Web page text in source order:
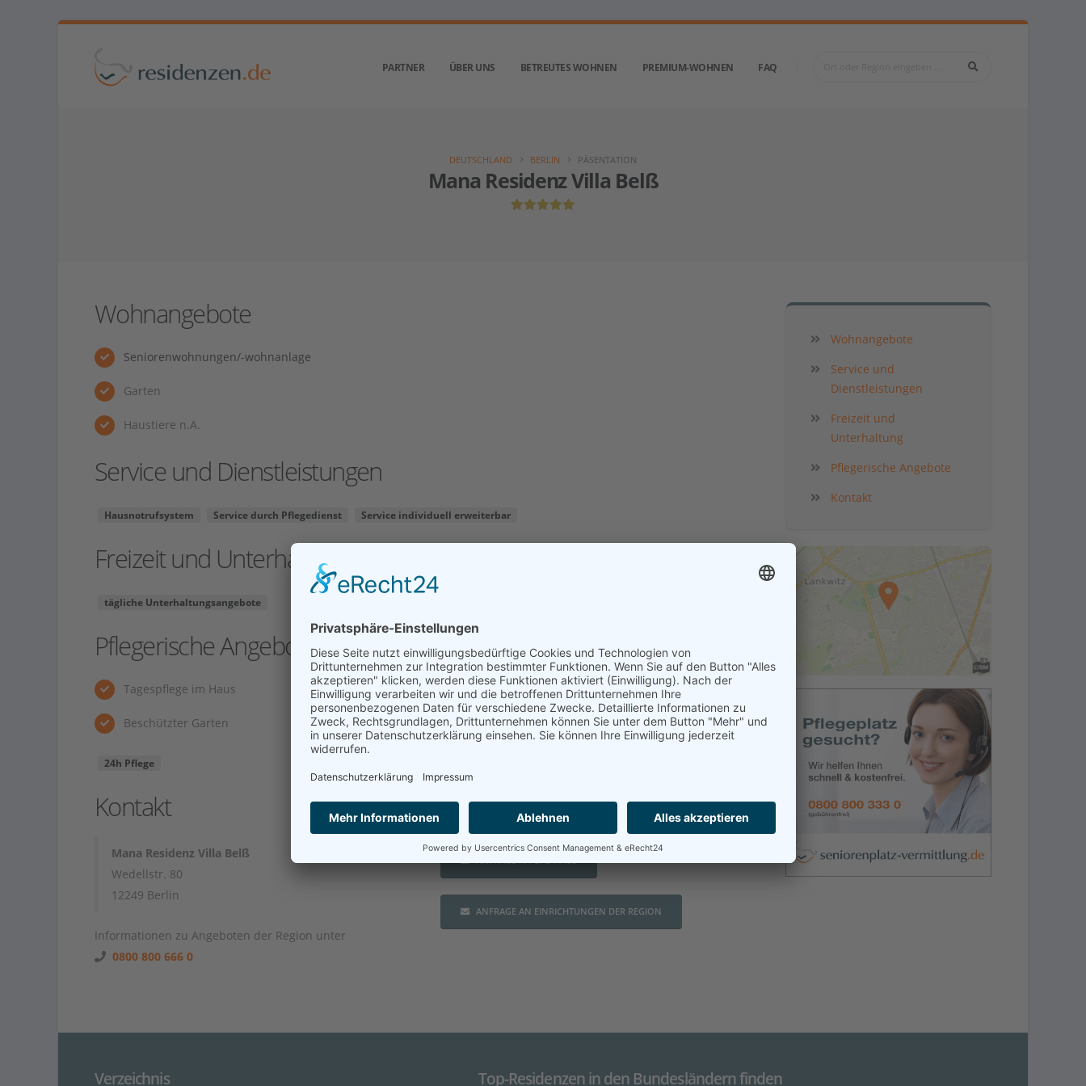
PARTNER ÜBER UNS BETREUTES WOHNEN PREMIUM-WOHNEN FAQ
Mana Residenz Villa Belß
DEUTSCHLAND BERLIN PÄSENTATION
Wohnangebote
Seniorenwohnungen/-wohnanlage
Garten
Haustiere n.A.
Service und Dienstleistungen
Hausnotrufsystem Service durch Pflegedienst Service individuell erweiterbar
Freizeit und Unterhaltung
tägliche Unterhaltungsangebote
Pflegerische Angebote
Tagespflege im Haus
Beschützter Garten
24h Pflege
Kontakt
Mana Residenz Villa Belß
Wedellstr. 80
12249 Berlin
Informationen zu Angeboten der Region unter
0800 800 666 0
ANFRAGE AN EINRICHTUNGEN DER REGION
Wohnangebote
Service und
Dienstleistungen
Freizeit und
Unterhaltung
Pflegerische Angebote
Kontakt
Verzeichnis Top-Residenzen in den Bundesländern finden